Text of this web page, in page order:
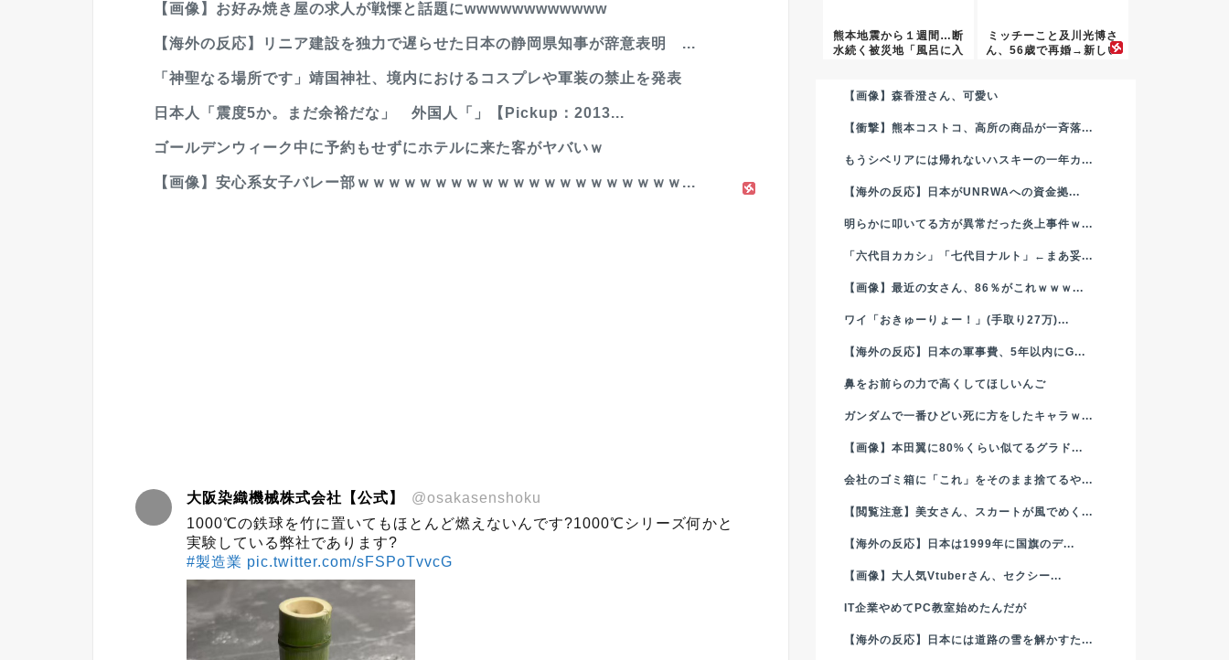
【画像】お好み焼き屋の求人が戦慄と話題にwwwwwwwwwwww
【海外の反応】リニア建設を独力で遅らせた日本の静岡県知事が辞意表明 ...
「神聖なる場所です」靖国神社、境内におけるコスプレや軍装の禁止を発表
日本人「震度5か。まだ余裕だな」 外国人「」【Pickup：2013...
ゴールデンウィーク中に予約もせずにホテルに来た客がヤバいｗ
【画像】安心系女子バレー部ｗｗｗｗｗｗｗｗｗｗｗｗｗｗｗｗｗｗｗｗｗ...
大阪染織機械株式会社【公式】
@osakasenshoku
1000℃の鉄球を竹に置いてもほとんど燃えないんです?1000℃シリーズ何かと
実験している弊社であります?
#製造業 pic.twitter.com/sFSPoTvvcG
熊本地震から１週間…断
水続く被災地「風呂に入
ミッチーこと及川光博さ
ん、56歳で再婚→新しい
【画像】森香澄さん、可愛い
【衝撃】熊本コストコ、高所の商品が一斉落...
もうシベリアには帰れないハスキーの一年カ...
【海外の反応】日本がUNRWAへの資金拠...
明らかに叩いてる方が異常だった炎上事件ｗ...
「六代目カカシ」「七代目ナルト」←まあ妥...
【画像】最近の女さん、86％がこれｗｗｗ...
ワイ「おきゅーりょー！」(手取り27万)...
【海外の反応】日本の軍事費、5年以内にG...
鼻をお前らの力で高くしてほしいんご
ガンダムで一番ひどい死に方をしたキャラｗ...
【画像】本田翼に80%くらい似てるグラド...
会社のゴミ箱に「これ」をそのまま捨てるや...
【閲覧注意】美女さん、スカートが風でめく...
【海外の反応】日本は1999年に国旗のデ...
【画像】大人気Vtuberさん、セクシー...
IT企業やめてPC教室始めたんだが
【海外の反応】日本には道路の雪を解かすた...